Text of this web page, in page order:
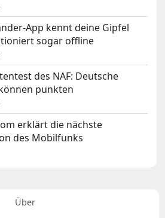
App kennt deine Gipfel
sogar offline
des NAF: Deutsche
punkten
erklärt die nächste
des Mobilfunks
Über